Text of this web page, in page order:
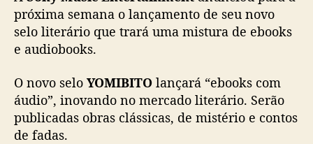
n
ç
l
o
l
próxima semana o lançamento de seu novo
selo literário que trará uma mistura de ebooks
e audiobooks.
O novo selo YOMIBITO lançará “ebooks com
áudio”, inovando no mercado literário. Serão
publicadas obras clássicas, de mistério e contos
de fadas.